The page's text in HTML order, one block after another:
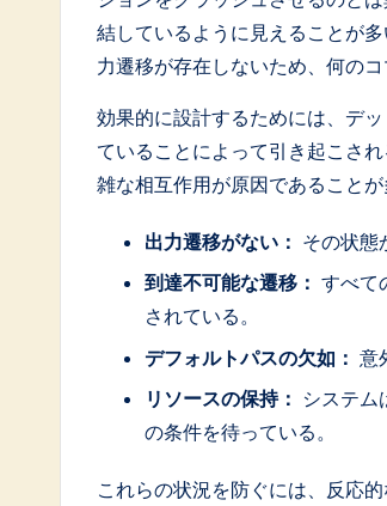
ft
w
結しているように見えることが
力遷移が存在しないため、何の
効果的に設計するためには、デ
ていることによって引き起こさ
雑な相互作用が原因であること
出力遷移がない： その状態
到達不可能な遷移： すべて
されている。
デフォルトパスの欠如： 意
リソースの保持： システム
の条件を待っている。
これらの状況を防ぐには、反応